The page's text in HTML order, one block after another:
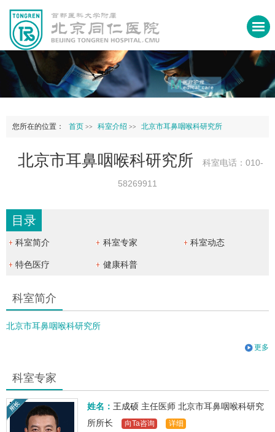
您所在的位置： 首页 >> 科室介绍 >> 北京市耳鼻咽喉科研究所
北京市耳鼻咽喉科研究所 科室电话：010-
58269911
目录
科室简介 科室专家 科室动态
特色医疗 健康科普
科室简介
北京市耳鼻咽喉科研究所
更多
科室专家
姓名： 王成硕 主任医师 北京市耳鼻咽喉科研究
所所长
向Ta咨询 详细